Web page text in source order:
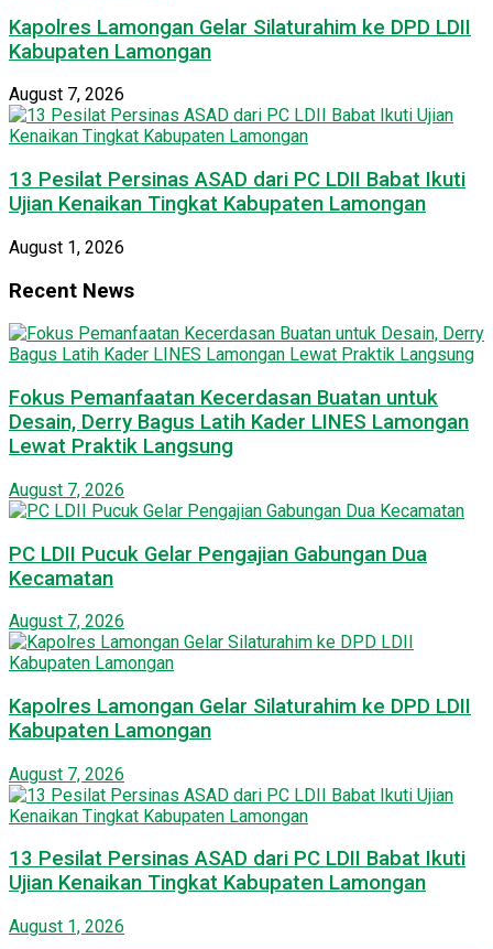
Kapolres Lamongan Gelar Silaturahim ke DPD LDII
Kabupaten Lamongan
August 7, 2026
13 Pesilat Persinas ASAD dari PC LDII Babat Ikuti
Ujian Kenaikan Tingkat Kabupaten Lamongan
August 1, 2026
Recent News
Fokus Pemanfaatan Kecerdasan Buatan untuk
Desain, Derry Bagus Latih Kader LINES Lamongan
Lewat Praktik Langsung
August 7, 2026
PC LDII Pucuk Gelar Pengajian Gabungan Dua
Kecamatan
August 7, 2026
Kapolres Lamongan Gelar Silaturahim ke DPD LDII
Kabupaten Lamongan
August 7, 2026
13 Pesilat Persinas ASAD dari PC LDII Babat Ikuti
Ujian Kenaikan Tingkat Kabupaten Lamongan
August 1, 2026